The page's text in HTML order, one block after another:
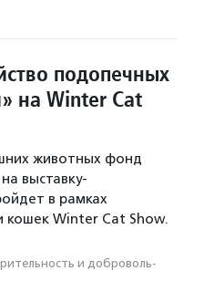
подопечных
на Winter Cat
животных фонд
выставку-
в рамках
Winter Cat Show.
и доброволь­